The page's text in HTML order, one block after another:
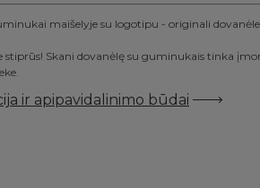
maišelyje su logotipu - originali
stiprūs! Skani dovanėlę su guminukais tinka
ir apipavidalinimo būdai